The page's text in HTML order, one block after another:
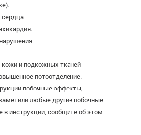
сердца
и подкожных тканей
потоотделение.
побочные эффекты,
любые другие побочные
в инструкции, сообщите об этом